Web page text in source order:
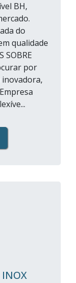
BH,
do
qualidade
SOBRE
por
INOX